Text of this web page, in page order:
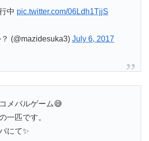
中 pic.twitter.com/06Ldh1TjjS
(@mazidesuka3) July 6, 2017
メバルゲーム😅
一匹です。
にて✨